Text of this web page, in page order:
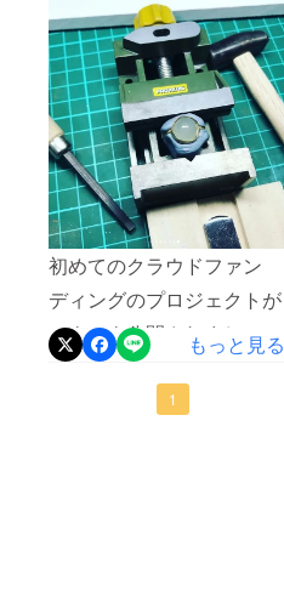
初めてのクラウドファン
ディングのプロジェクトが
いよいよ公開されまし
た！！公開後、早速ご支援
をいただき、大変感謝申し
もっと見る
1